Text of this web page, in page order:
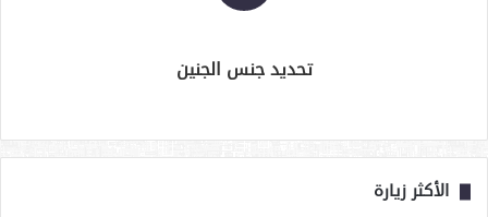
تحديد جنس الجنين
الأكثر زيارة